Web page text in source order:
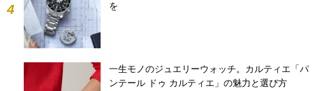
4
を
一生モノのジュエリーウォッチ。カルティエ「パ
ンテール ドゥ カルティエ」の魅力と選び方